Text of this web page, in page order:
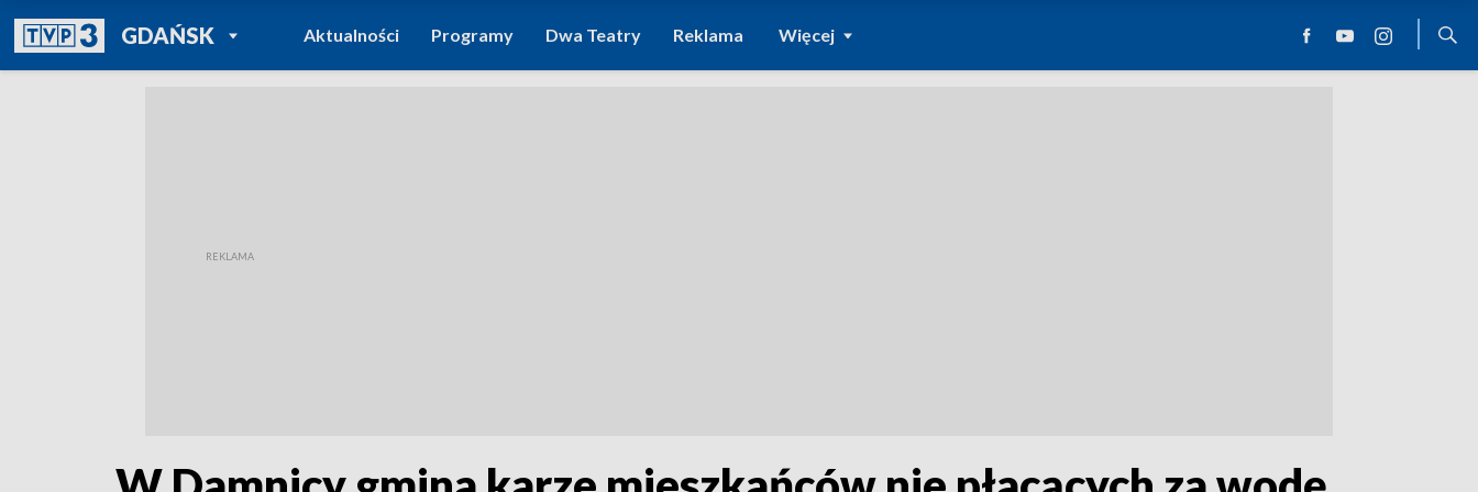
GDAŃSKPOWRÓT DO
TVP REGIONY
Aktualności Programy Dwa Teatry Reklama Więcej